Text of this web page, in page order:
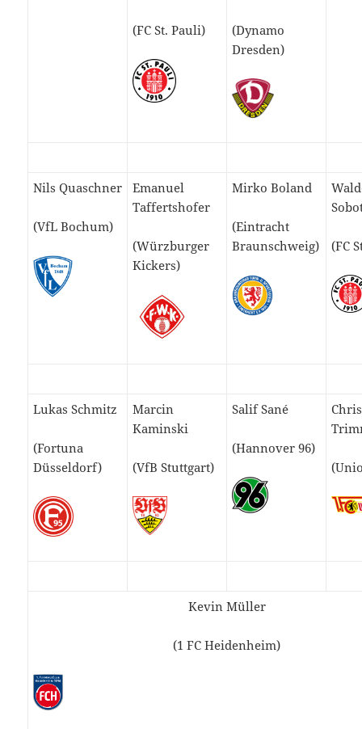
(FC St. Pauli)
(Dynamo
Dresden)
Nils Quaschner
(VfL Bochum)
Emanuel
Taffertshofer
(Würzburger
Kickers)
Mirko Boland
(Eintracht
Braunschweig)
(FC
Lukas Schmitz
(Fortuna
Düsseldorf)
Marcin
Kaminski
(VfB Stuttgart)
Salif Sané
(Hannover 96)
Kevin Müller
(1 FC Heidenheim)